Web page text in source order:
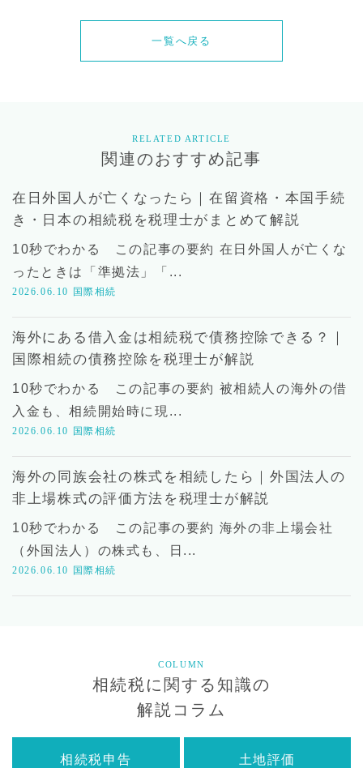
一覧へ戻る
RELATED ARTICLE
関連のおすすめ記事
在日外国人が亡くなったら｜在留資格・本国手続
き・日本の相続税を税理士がまとめて解説
10秒でわかる この記事の要約 在日外国人が亡くな
ったときは「準拠法」「...
2026.06.10 国際相続
海外にある借入金は相続税で債務控除できる？｜
国際相続の債務控除を税理士が解説
10秒でわかる この記事の要約 被相続人の海外の借
入金も、相続開始時に現...
2026.06.10 国際相続
海外の同族会社の株式を相続したら｜外国法人の
非上場株式の評価方法を税理士が解説
10秒でわかる この記事の要約 海外の非上場会社
（外国法人）の株式も、日...
2026.06.10 国際相続
COLUMN
相続税に関する知識の
解説コラム
相続税申告 土地評価